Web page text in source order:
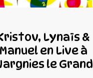
Lynaïs &
Manuel en Live à
le Grand